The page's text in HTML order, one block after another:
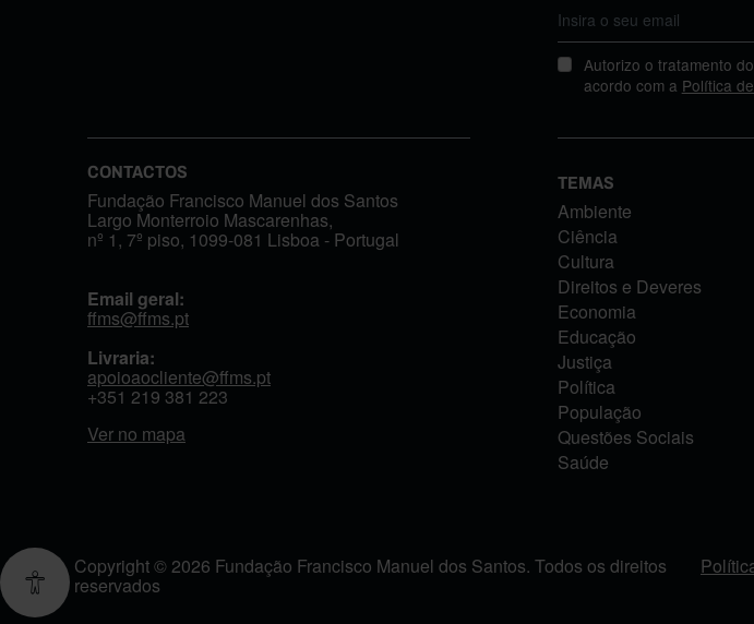
Autorizo o tratamento
acordo com a Política
CONTACTOS
Fundação Francisco Manuel dos Santos
Largo Monterroio Mascarenhas,
nº 1, 7º piso, 1099-081 Lisboa - Portugal
Email geral:
ffms@ffms.pt
Livraria:
apoioaocliente@ffms.pt
+351 219 381 223
Ver no mapa
TEMAS
Ambiente
Ciência
Cultura
Direitos e Deveres
Economia
Educação
Justiça
Política
População
Questões Sociais
Saúde
Copyright © 2026 Fundação Francisco Manuel dos Santos. Todos os direitos
reservados